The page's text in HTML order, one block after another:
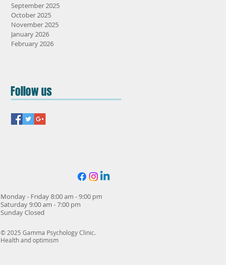
September 2025
October 2025
November 2025
January 2026
February 2026
Follow us
© 2025 Gamma Psychology Clinic.
Health and optimism
Monday - Friday 8:00 am - 9:00 pm
Saturday 9:00 am - 7:00 pm
Sunday Closed